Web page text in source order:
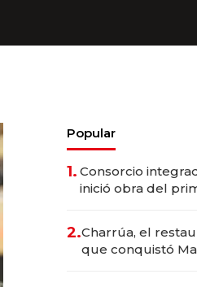
Popular
1. Consorcio
inició obra del
millones
2.Charrúa, el
que conquistó